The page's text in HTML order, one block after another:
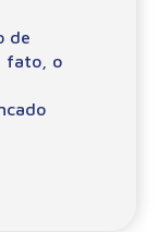
de
fato, o